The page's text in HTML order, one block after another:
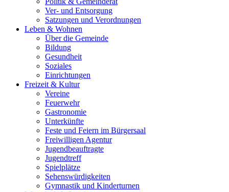
Ver- und Entsorgung
Satzungen und Verordnungen
Leben & Wohnen
Über die Gemeinde
Bildung
Gesundheit
Soziales
Einrichtungen
Freizeit & Kultur
Vereine
Feuerwehr
Gastronomie
Unterkünfte
Feste und Feiern im Bürgersaal
Freiwilligen Agentur
Jugendbeauftragte
Jugendtreff
Spielplätze
Sehenswürdigkeiten
Gymnastik und Kinderturnen